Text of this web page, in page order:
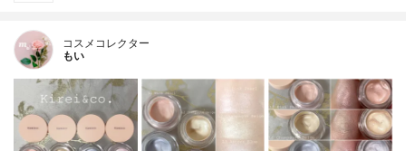
コスメコレクター
もい